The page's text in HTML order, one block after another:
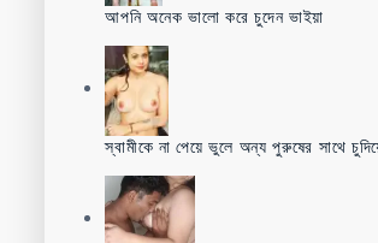
আপনি অনেক ভালো করে চুদেন ভাইয়া
স্বামীকে না পেয়ে ভুলে অন্য পুরুষের সাথে